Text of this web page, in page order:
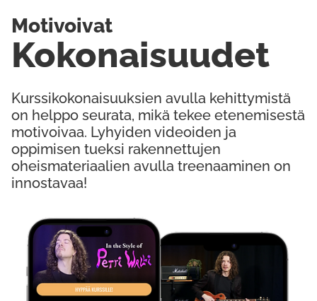
Kurssikokonaisuuksien avulla kehittymistä
on helppo seurata, mikä tekee etenemisestä
motivoivaa. Lyhyiden videoiden ja
oppimisen tueksi rakennettujen
oheismateriaalien avulla treenaaminen on
innostavaa!
Kokonaisuudet
Motivoivat